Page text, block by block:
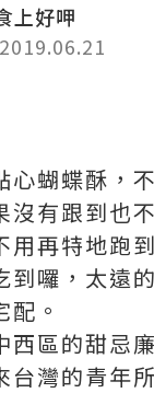
上好呷
心蝴蝶酥，
沒有跟到也
用再特地跑
到囉，太遠
。
西區的甜忌
台灣的青年